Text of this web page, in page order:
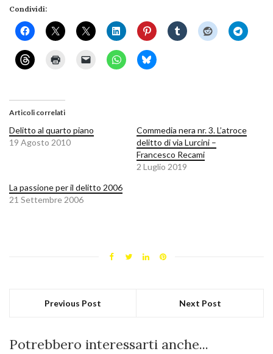
Condividi:
Articoli correlati
Delitto al quarto piano
19 Agosto 2010
Commedia nera nr. 3. L’atroce
delitto di via Lurcini –
Francesco Recami
2 Luglio 2019
La passione per il delitto 2006
21 Settembre 2006
Previous Post Next Post
Potrebbero interessarti anche...